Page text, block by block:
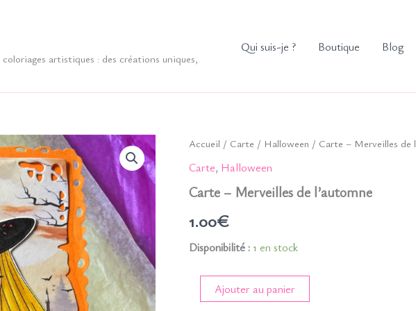
artistiques : des créations uniques,
Qui suis-je ? Boutique Blog
Accueil / Carte / Halloween / Carte – Merveilles de
Carte, Halloween
Carte – Merveilles de l’automne
1.00€
Disponibilité :1 en stock
Ajouter au panier